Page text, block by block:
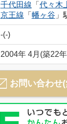
千代田線 「 代々木
京王線 「 幡ヶ谷 」
-(-)
2004年 4月(築22
お問い合わせ